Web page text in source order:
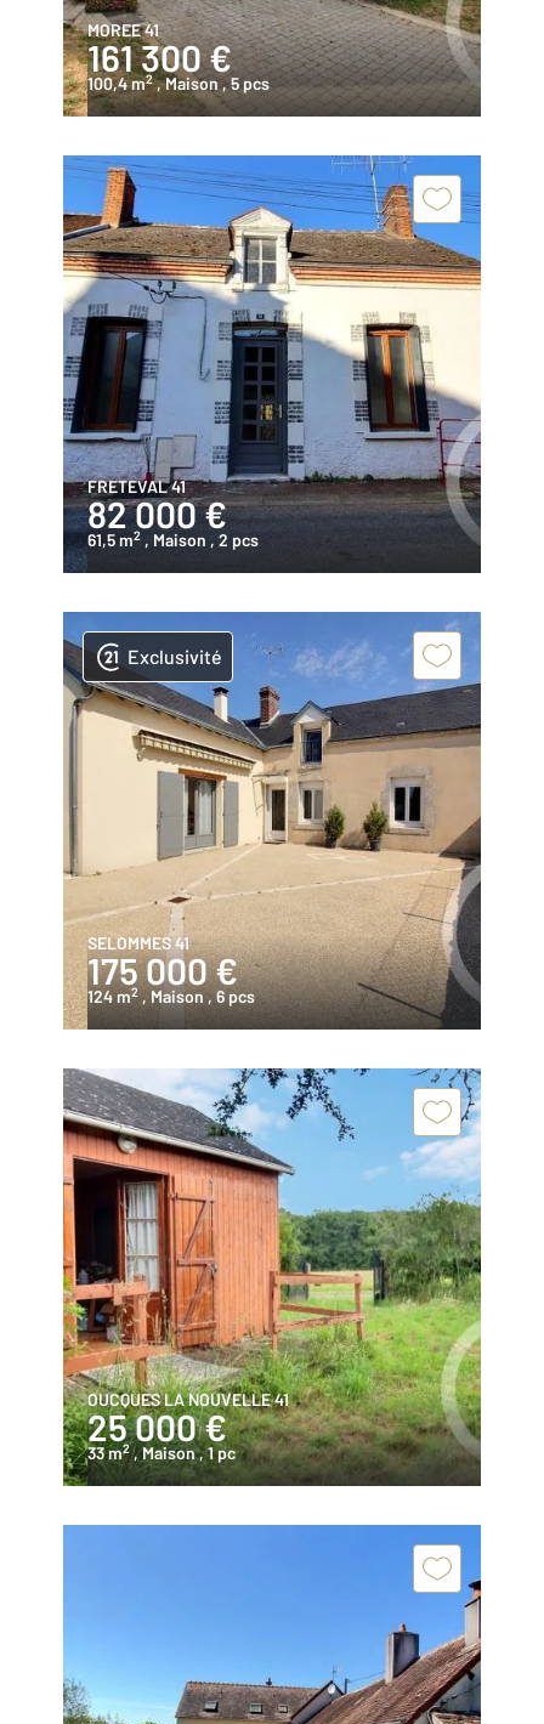
MOREE 41
161 300 €
100,4 m2 , Maison, 5 pcs
FRETEVAL 41
82 000 €
61,5 m2 , Maison , 2 pcs
Exclusivité
SELOMMES 41
175 000 €
124 m2 , Maison , 6 pcs
OUCQUES LA NOUVELLE 41
25 000 €
33 m2 , Maison, 1 pc